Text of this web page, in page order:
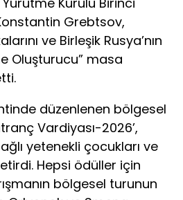
Grebtsov,
ve Birleşik Rusya’nın
Oluşturucu” masa
düzenlenen bölgesel
Vardiyası-2026’,
yetenekli çocukları ve
Hepsi ödüller için
bölgesel turunun